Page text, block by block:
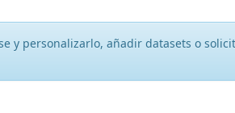
y personalizarlo, añadir datasets o